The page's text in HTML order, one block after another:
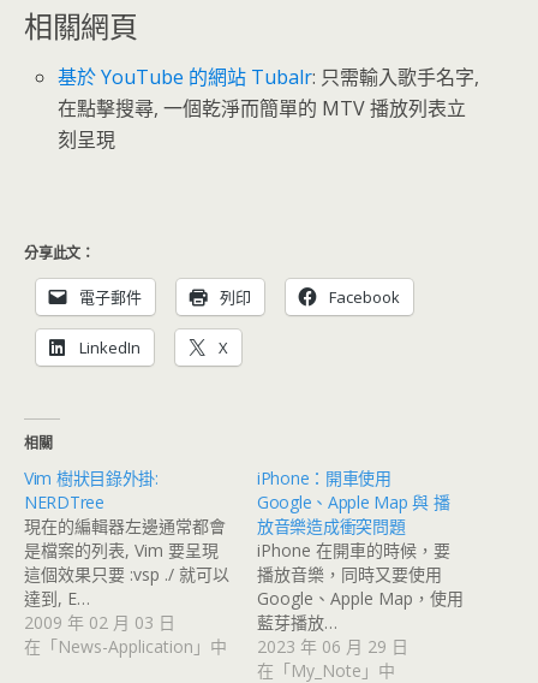
相關網頁
基於 YouTube 的網站 Tubalr: 只需輸入歌手名字,
在點擊搜尋, 一個乾淨而簡單的 MTV 播放列表立
刻呈現
分享此文：
電子郵件 列印 Facebook
LinkedIn X
相關
Vim 樹狀目錄外掛:
NERDTree
現在的編輯器左邊通常都會
是檔案的列表, Vim 要呈現
這個效果只要 :vsp ./ 就可以
達到, E…
2009 年 02 月 03 日
在「News-Application」中
iPhone：開車使用
Google、Apple Map 與 播
放音樂造成衝突問題
iPhone 在開車的時候，要
播放音樂，同時又要使用
Google、Apple Map，使用
藍芽播放…
2023 年 06 月 29 日
在「My_Note」中